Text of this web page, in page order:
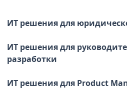
ИТ решения для
ИТ решения для
разработки
ИТ решения для Product